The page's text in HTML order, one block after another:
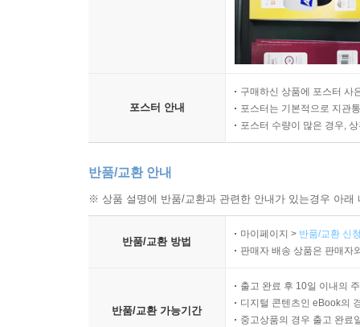
포스터 안내
구매하신 상품에 포스터 사
포스터는 기본적으로 지관
포스터 수량이 많은 경우,
반품/교환 안내
※ 상품 설명에 반품/교환과 관련한 안내가 있는경우 아
반품/교환 방법
마이페이지 > 반품/교환 신
판매자 배송 상품은 판매자
반품/교환 가능기간
출고 완료 후 10일 이내의
디지털 콘텐츠인 eBook의
중고상품의 경우 출고 완료